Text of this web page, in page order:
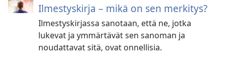
Ilmestyskirja – mikä on sen merkitys?
Ilmestyskirjassa sanotaan, että ne, jotka
lukevat ja ymmärtävät sen sanoman ja
noudattavat sitä, ovat onnellisia.